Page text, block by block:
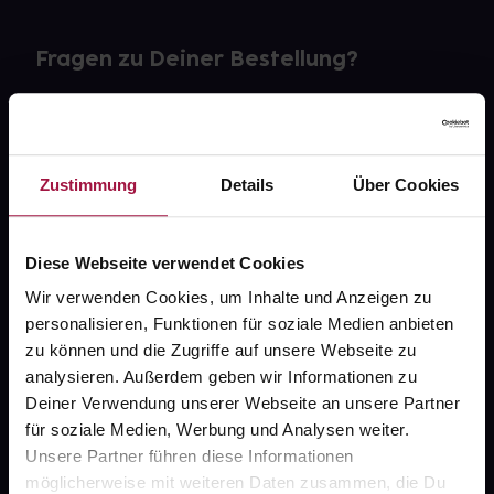
Zustimmung Details Über Cookies
Diese Webseite verwendet Cookies
Wir verwenden Cookies, um Inhalte und Anzeigen zu
personalisieren, Funktionen für soziale Medien anbieten
zu können und die Zugriffe auf unsere Webseite zu
analysieren. Außerdem geben wir Informationen zu
Deiner Verwendung unserer Webseite an unsere Partner
für soziale Medien, Werbung und Analysen weiter.
Unsere Partner führen diese Informationen
möglicherweise mit weiteren Daten zusammen, die Du
Fragen zu Deiner Bestellung?
gesund.de
Über uns
Karriere
Newsletter